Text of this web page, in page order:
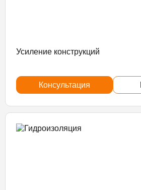
Усиление конструкций
Консультация